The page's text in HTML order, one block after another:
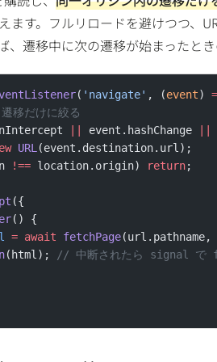
ます。フルリロードを避けつつ、
、遷移中に次の遷移が始まったと
( 'navigate' , (event)
移だけに絞る
event.hashChange
URL (event.destination.url);
!== location.origin) return;
({
() {
= await fetchPage
(html);
// 中断されたら signal で